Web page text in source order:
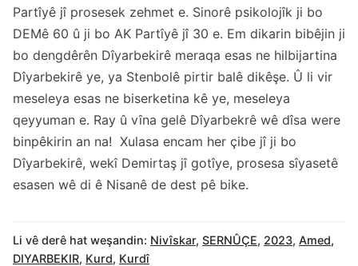
Partîyê jî prosesek zehmet e. Sinorê psikolojîk ji bo
DEMê 60 û ji bo AK Partîyê jî 30 e. Em dikarin bibêjin ji
bo dengdêrên Dîyarbekirê meraqa esas ne hilbijartina
Dîyarbekirê ye, ya Stenbolê pirtir balê dikêşe. Û li vir
meseleya esas ne biserketina kê ye, meseleya
qeyyuman e. Ray û vîna gelê Dîyarbekrê wê dîsa were
binpêkirin an na! Xulasa encam her çibe jî ji bo
Dîyarbekirê, wekî Demirtaş jî gotîye, prosesa sîyasetê
esasen wê di ê Nisanê de dest pê bike.
Li vê derê hat weşandin: Nivîskar, SERNÛÇE, 2023, Amed,
DIYARBEKIR, Kurd, Kurdî